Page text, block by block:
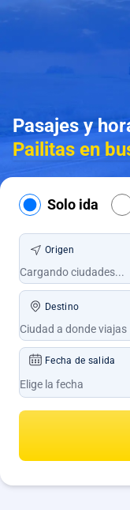
Pasajes y
Pailitas en
Solo ida
Origen
Destino
Fecha de salida